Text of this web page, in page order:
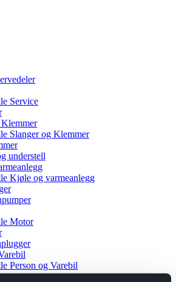
Service
Klemmer
Slanger og Klemmer
understell
Kjøle og varmeanlegg
Motor
Person og Varebil